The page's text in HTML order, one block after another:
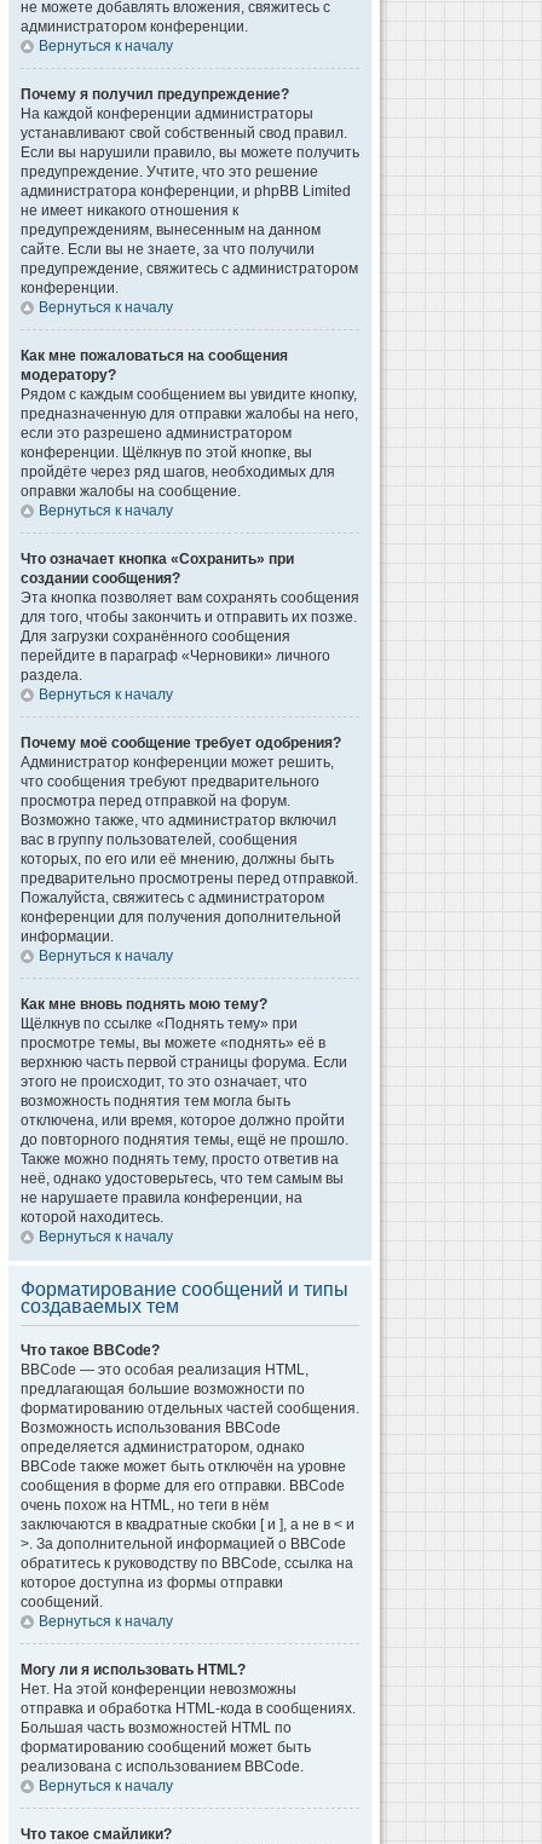
не можете добавлять вложения, свяжитесь с
администратором конференции.
Вернуться к началу
Почему я получил предупреждение?
На каждой конференции администраторы
устанавливают свой собственный свод правил.
Если вы нарушили правило, вы можете получить
предупреждение. Учтите, что это решение
администратора конференции, и phpBB Limited
не имеет никакого отношения к
предупреждениям, вынесенным на данном
сайте. Если вы не знаете, за что получили
предупреждение, свяжитесь с администратором
конференции.
Вернуться к началу
Как мне пожаловаться на сообщения
модератору?
Рядом с каждым сообщением вы увидите кнопку,
предназначенную для отправки жалобы на него,
если это разрешено администратором
конференции. Щёлкнув по этой кнопке, вы
пройдёте через ряд шагов, необходимых для
оправки жалобы на сообщение.
Вернуться к началу
Что означает кнопка «Сохранить» при
создании сообщения?
Эта кнопка позволяет вам сохранять сообщения
для того, чтобы закончить и отправить их позже.
Для загрузки сохранённого сообщения
перейдите в параграф «Черновики» личного
раздела.
Вернуться к началу
Почему моё сообщение требует одобрения?
Администратор конференции может решить,
что сообщения требуют предварительного
просмотра перед отправкой на форум.
Возможно также, что администратор включил
вас в группу пользователей, сообщения
которых, по его или её мнению, должны быть
предварительно просмотрены перед отправкой.
Пожалуйста, свяжитесь с администратором
конференции для получения дополнительной
информации.
Вернуться к началу
Как мне вновь поднять мою тему?
Щёлкнув по ссылке «Поднять тему» при
просмотре темы, вы можете «поднять» её в
верхнюю часть первой страницы форума. Если
этого не происходит, то это означает, что
возможность поднятия тем могла быть
отключена, или время, которое должно пройти
до повторного поднятия темы, ещё не прошло.
Также можно поднять тему, просто ответив на
неё, однако удостоверьтесь, что тем самым вы
не нарушаете правила конференции, на
которой находитесь.
Вернуться к началу
Форматирование сообщений и типы
создаваемых тем
Что такое BBCode?
BBCode — это особая реализация HTML,
предлагающая большие возможности по
форматированию отдельных частей сообщения.
Возможность использования BBCode
определяется администратором, однако
BBCode также может быть отключён на уровне
сообщения в форме для его отправки. BBCode
очень похож на HTML, но теги в нём
заключаются в квадратные скобки [ и ], а не в < и
>. За дополнительной информацией о BBCode
обратитесь к руководству по BBCode, ссылка на
которое доступна из формы отправки
сообщений.
Вернуться к началу
Могу ли я использовать HTML?
Нет. На этой конференции невозможны
отправка и обработка HTML-кода в сообщениях.
Большая часть возможностей HTML по
форматированию сообщений может быть
реализована с использованием BBCode.
Вернуться к началу
Что такое смайлики?